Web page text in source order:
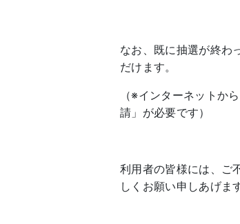
なお、既に抽選が終わ
だけます。
（※インターネットか
請」が必要です）
利用者の皆様には、ご
しくお願い申しあげます